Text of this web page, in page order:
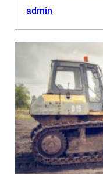
hållbara och
admin